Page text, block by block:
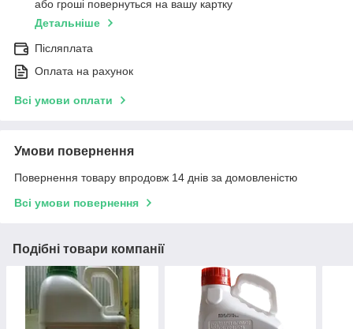
або гроші повернуться на вашу картку
Детальніше
Післяплата
Оплата на рахунок
Всі умови оплати
Умови повернення
Повернення товару впродовж 14 днів за домовленістю
Всі умови повернення
Подібні товари компанії